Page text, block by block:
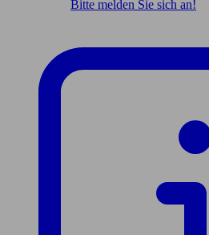
Bitte melden Sie sich an!